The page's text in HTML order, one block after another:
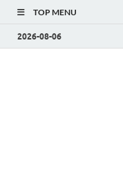
TOP MENU
2026-08-06